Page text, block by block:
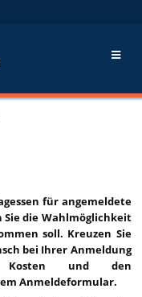
für angemeldete
die Wahlmöglichkeit
soll. Kreuzen Sie
bei Ihrer Anmeldung
und den
Anmeldeformular.